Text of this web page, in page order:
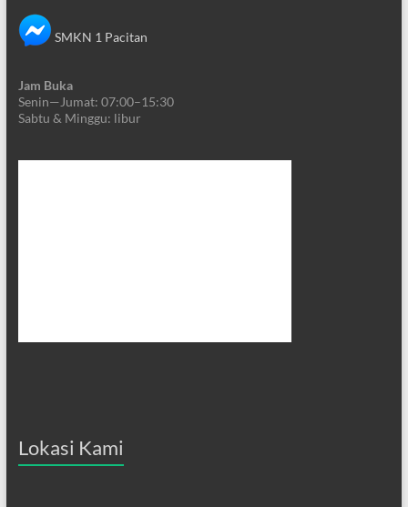
SMKN 1 Pacitan
Jam Buka
Senin—Jumat: 07:00–15:30
Sabtu & Minggu: libur
Lokasi Kami